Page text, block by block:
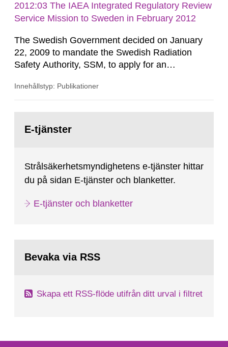
2012:03 The IAEA Integrated Regulatory Review
Service Mission to Sweden in February 2012
The Swedish Government decided on January
22, 2009 to mandate the Swedish Radiation
Safety Authority, SSM, to apply for an
areas of supervision, an ‘IRRS’ (Integrated
February 25, 2009, SSM made a formal request
to the IAEA for an IRRS in Sweden. The time...
Innehållstyp: Publikationer
sida:E-tjänster
Strålsäkerhetsmyndighetens e-tjänster hittar
du på sidan E-tjänster och blanketter.
E-tjänster och blanketter
Bevaka via RSS
Skapa ett RSS-flöde utifrån ditt urval i filtret